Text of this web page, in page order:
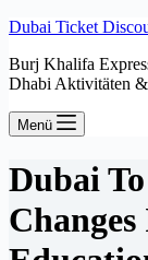
Dubai Ticket
Burj Khalifa
Dhabi Aktivitäten
Menü
Dubai